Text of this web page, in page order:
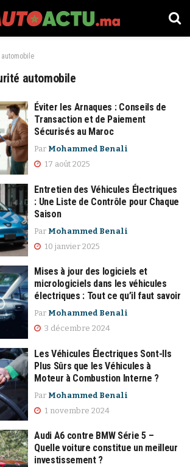
automobile
Éviter les Arnaques : Conseils de
Transaction et de Paiement
Sécurisés au Maroc
Par Mohammed Benali
17 août 2025
Entretien des Véhicules Électriques
: Une Liste de Contrôle pour Chaque
Saison
Par Mohammed Benali
10 janvier 2025
Mises à jour des logiciels et
micrologiciels dans les véhicules
électriques : Tout ce qu’il faut savoir
Par Mohammed Benali
3 décembre 2024
Les Véhicules Électriques Sont-Ils
Plus Sûrs que les Véhicules à
Moteur à Combustion Interne ?
Par Mohammed Benali
1 novembre 2024
Audi A6 contre BMW Série 5 –
Quelle voiture constitue un meilleur
investissement ?